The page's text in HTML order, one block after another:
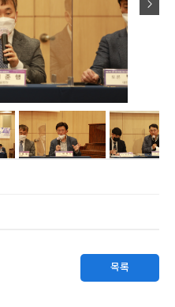
목록